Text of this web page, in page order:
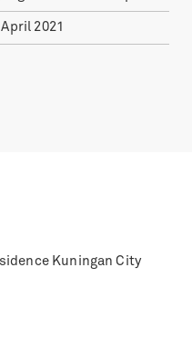
2021
Kuningan City